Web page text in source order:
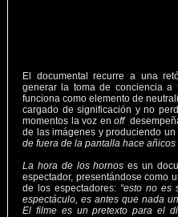
El documental recurre a una
generar la toma de conciencia
funciona como elemento de
cargado de significación y no
momentos la voz enoff
de las imágenes y produciendo
de fuera de la pantalla hace
La hora de los hornos es un
espectador, presentándose como
de los espectadores: “esto no es
espectáculo, es antes que nada
El filme es un pretexto para el